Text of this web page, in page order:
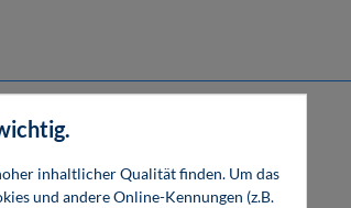
Fachbuch publizieren
inhaltlicher Qualität finden. Um das
und andere Online-Kennungen (z.B.